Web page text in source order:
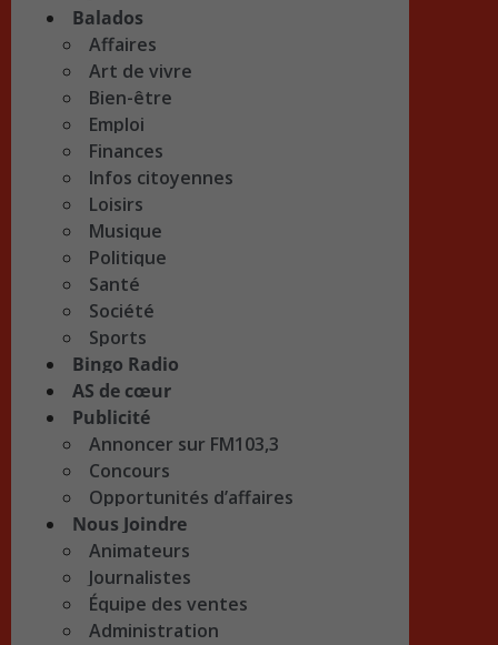
Balados
Affaires
Art de vivre
Bien-être
Emploi
Finances
Infos citoyennes
Loisirs
Musique
Politique
Santé
Société
Sports
Bingo Radio
AS de cœur
Publicité
Annoncer sur FM103,3
Concours
Opportunités d’affaires
Nous Joindre
Animateurs
Journalistes
Équipe des ventes
Administration